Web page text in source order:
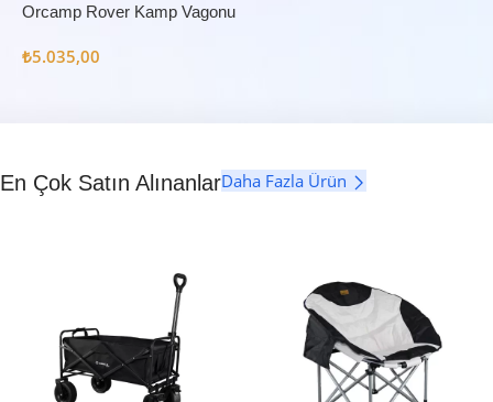
Orcamp Rover Kamp Vagonu
₺5.035,00
En Çok Satın AlınanlarDaha Fazla Ürün